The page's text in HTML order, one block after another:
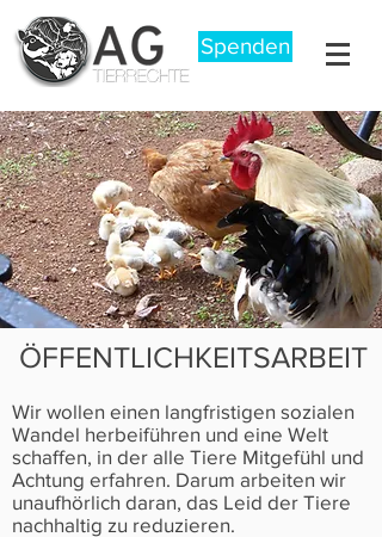
Spenden
ÖFFENTLICHKEITSARBEIT
Wir wollen einen langfristigen sozialen
Wandel herbeiführen und eine Welt
schaffen, in der alle Tiere Mitgefühl und
Achtung erfahren. Darum arbeiten wir
unaufhörlich daran, das Leid der Tiere
nachhaltig zu reduzieren.